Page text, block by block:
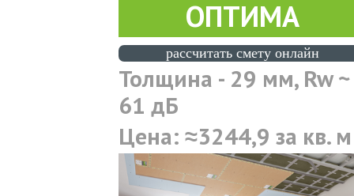
ОПТИМА
раccчитать смету онлайн
Толщина - 29 мм, Rw ~
61 дБ
Цена: ≈3244,9 за кв. м